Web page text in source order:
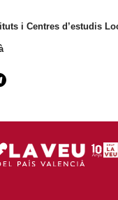
i Centres d’estudis